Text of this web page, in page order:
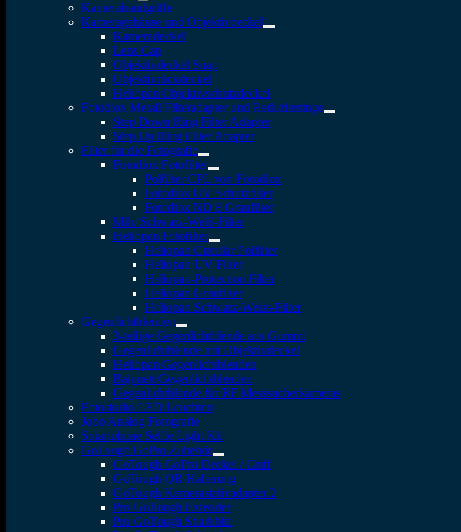
Kamerahandgriffe
Kameragehäuse und Objektivdeckel
Kameradeckel
Lens Cap
Objektivdeckel Snap
Objektivrückdeckel
Heliopan Objektivschutzdeckel
Fotodiox Metall Filteradapter und Reduzierringe
Step Down Ring Filter Adapter
Step Up Ring Filter Adapter
Filter für die Fotografie
Fotodiox Fotofilter
Polfilter CPL von Fotodiox
Fotodiox UV Schutzfilter
Fotodiox ND 8 Graufilter
Milo Schwarz-Weiß-Filter
Heliopan Fotofilter
Heliopan Circular Polfilter
Heliopan UV-Filter
Heliopan-Protection Filter
Heliopan Graufilter
Heliopan Schwarz-Weiss-Filter
Gegenlichtblenden
3-teilige Gegenlichtblende aus Gummi
Gegenlichtblende mit Objektivdeckel
Heliopan Gegenlichtblenden
Bajonett Gegenlichtblenden
Gegenlichtblende für RF Messsucherkameras
Fotostudio LED Leuchten
Jobo Analog Fotografie
Smartphone Selfie Light Kit
GoTough GoPro Zubehör
GoTough GoPro Deckel / Griff
GoTough QR Halterung
GoTough Kamerastativadapter 2
Pro GoTough Extender
Pro GoTough Sharkbite